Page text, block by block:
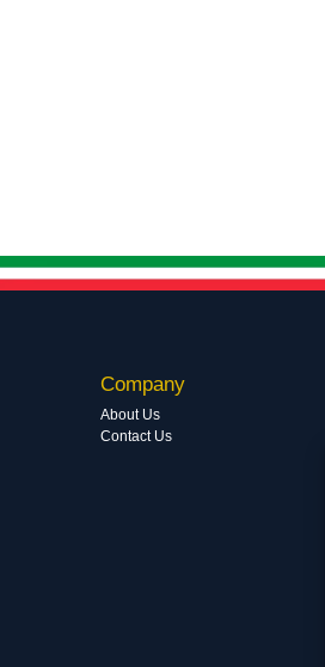
Company
About Us
Contact Us